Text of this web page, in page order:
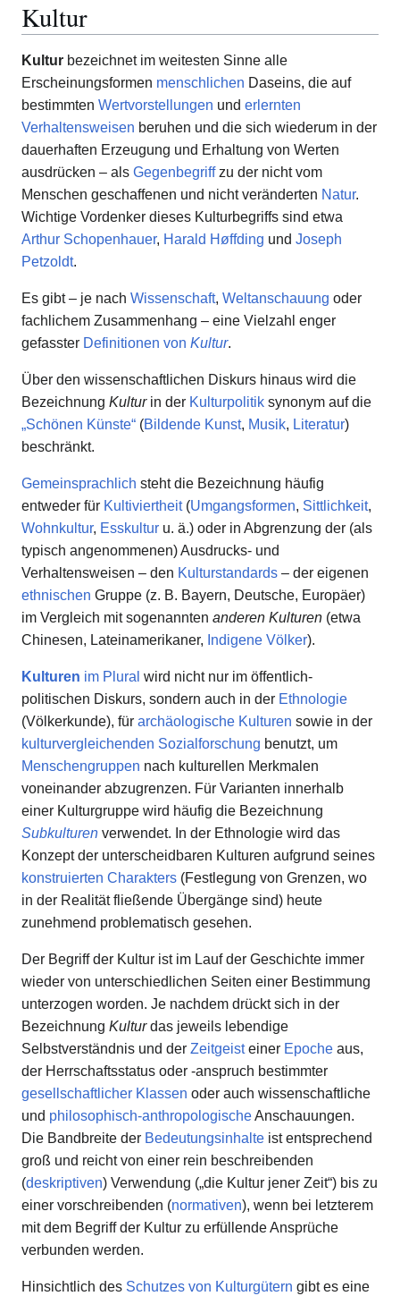
Kultur
Kultur bezeichnet im weitesten Sinne alle
Erscheinungsformen menschlichen Daseins, die auf
bestimmten Wertvorstellungen und erlernten
Verhaltensweisen beruhen und die sich wiederum in der
dauerhaften Erzeugung und Erhaltung von Werten
ausdrücken – als Gegenbegriffzu der nicht vom
Menschen geschaffenen und nicht veränderten Natur.
Wichtige Vordenker dieses Kulturbegriffs sind etwa
Arthur Schopenhauer, Harald Høffding und Joseph
Petzoldt.
Es gibt – je nach Wissenschaft, Weltanschauung oder
fachlichem Zusammenhang – eine Vielzahl enger
gefasster Definitionen von Kultur.
Über den wissenschaftlichen Diskurs hinaus wird die
Bezeichnung Kulturin der Kulturpolitik synonym auf die
„Schönen Künste“ (Bildende Kunst, Musik, Literatur)
beschränkt.
Gemeinsprachlich steht die Bezeichnung häufig
entweder für Kultiviertheit(Umgangsformen, Sittlichkeit,
Wohnkultur, Esskultur u. ä.) oder in Abgrenzung der (als
typisch angenommenen) Ausdrucks- und
Verhaltensweisen – den Kulturstandards – der eigenen
ethnischen Gruppe (z. B. Bayern, Deutsche, Europäer)
im Vergleich mit sogenannten anderen Kulturen (etwa
Chinesen, Lateinamerikaner, Indigene Völker).
Kulturen im Plural wird nicht nur im öffentlich-
politischen Diskurs, sondern auch in der Ethnologie
(Völkerkunde), für archäologische Kulturen sowie in der
kulturvergleichenden Sozialforschung benutzt, um
Menschengruppen nach kulturellen Merkmalen
voneinander abzugrenzen. Für Varianten innerhalb
einer Kulturgruppe wird häufig die Bezeichnung
Subkulturen verwendet. In der Ethnologie wird das
Konzept der unterscheidbaren Kulturen aufgrund seines
konstruierten Charakters (Festlegung von Grenzen, wo
in der Realität fließende Übergänge sind) heute
zunehmend problematisch gesehen.
Der Begriff der Kultur ist im Lauf der Geschichte immer
wieder von unterschiedlichen Seiten einer Bestimmung
unterzogen worden. Je nachdem drückt sich in der
Bezeichnung Kulturdas jeweils lebendige
Selbstverständnis und der Zeitgeisteiner Epoche aus,
der Herrschaftsstatus oder -anspruch bestimmter
gesellschaftlicher Klassen oder auch wissenschaftliche
und philosophisch-anthropologischeAnschauungen.
Die Bandbreite der Bedeutungsinhalte ist entsprechend
groß und reicht von einer rein beschreibenden
(deskriptiven) Verwendung („die Kultur jener Zeit“) bis zu
einer vorschreibenden (normativen), wenn bei letzterem
mit dem Begriff der Kultur zu erfüllende Ansprüche
verbunden werden.
Hinsichtlich des Schutzes von Kulturgütern gibt es eine